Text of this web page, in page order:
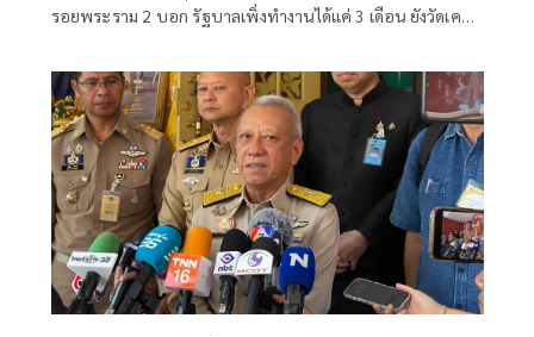
รอยพระราม 2 บอก รัฐบาลเพิ่งทำงานได้แค่ 3 เดือน ยังวัดเคพี